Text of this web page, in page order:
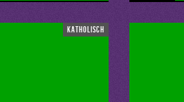
katholisch